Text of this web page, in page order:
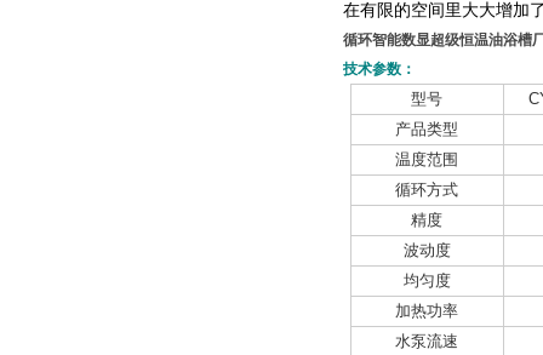
在有限的空间里大大增加
循环智能数显超级恒温油浴槽
技术参数：
型号
产品类型
温度范围
循环方式
精度
波动度
均匀度
加热功率
水泵流速